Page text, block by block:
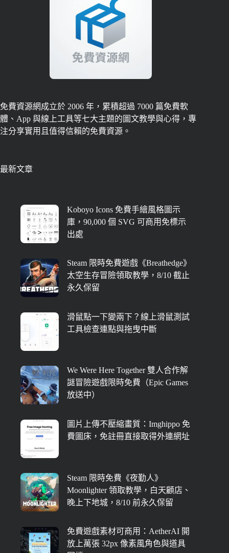
免費資源網成立於 2006 年，累積超過 7000 篇免費軟
體、App 與線上工具等七大主題的圖文教學與心得，專
注分享實用且值得信賴的免費資源。
最新文章
Koboyo Icons 免費手繪風格圖示
庫，90,000 個 SVG 可商用免標示
出處
Steam 限時免費遊戲《Breathedge》
太空生存冒險領取教學，8/10 截止
永久保留
滑鼠點一下變兩下？線上滑鼠測試
工具檢查連點與拖曳中斷
We Were Here Together 雙人合作解
謎冒險遊戲限時免費（Epic Games
放送中）
圖片上傳不壓縮畫質：Imghippo 免
費圖床，免註冊直接取得外連網址
Steam 限時免費《夜勤人》
Moonlighter 領取教學，白天顧店、
晚上下地城，8/10 前永久保留
免費遊戲素材可商用：AetherAI 開
放上萬張 32px 像素風角色與道具